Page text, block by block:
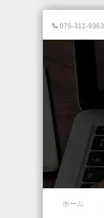
075-311-9363
Menu
ホーム